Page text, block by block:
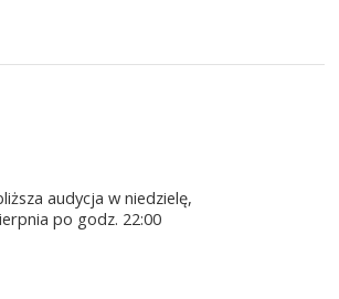
audycja w niedzielę,
po godz. 22:00